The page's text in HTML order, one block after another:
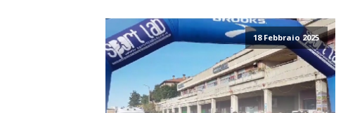
18 Febbraio 2025